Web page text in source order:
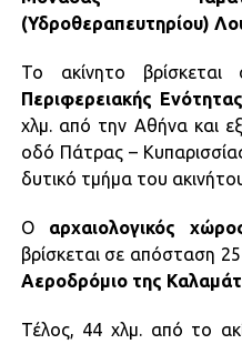
(Υδροθεραπευτηρίου)
Το ακίνητο βρίσκεται
Περιφερειακής
χλμ. από την Αθήνα και
οδό Πάτρας –
δυτικό τμήμα του
Οαρχαιολογικός
βρίσκεται σε απόσταση
Αεροδρόμιο της
Τέλος, 44 χλμ. από το